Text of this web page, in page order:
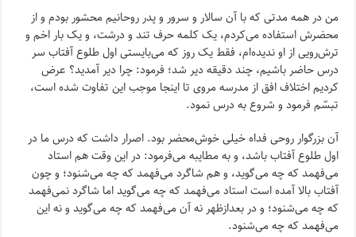
من در همه مدتى که با آن سالار و سرور و پدر روحانیم محشور بودم و از
محضرش استفاده مى‌کردم، یک کلمه حرف تند و درشت، و یک بار اخم و
ترش‌رویى از او ندیده‌ام، فقط یک روز که مى‌بایستى اول طلوع آفتاب سر
درس حاضر باشیم، چند دقیقه دیر شد؛ فرمود: چرا دیر آمدید؟ عرض
کردیم اختلاف‌ افق از مدرسه مروى تا اینجا موجب این تفاوت شده است،
تبسّم فرمود و شروع به درس نمود.
آن بزرگوار روحى فداه خیلى خوش‌محضر بود. اصرار داشت که درس ما در
اول طلوع آفتاب باشد، و به مطایبه مى‌فرمود: در این وقت هم استاد
مى‌فهمد که چه مى‌گوید، و هم شاگرد مى‌فهمد که چه مى‌شنود؛ و چون
آفتاب بالا آمده است استاد مى‌فهمد که چه مى‌گوید اما شاگرد نمى‌فهمد
که چه مى‌شنود؛ و در بعدازظهر نه آن مى‌فهمد که چه مى‌گوید و نه این
مى‌فهمد که چه مى‌شنود.